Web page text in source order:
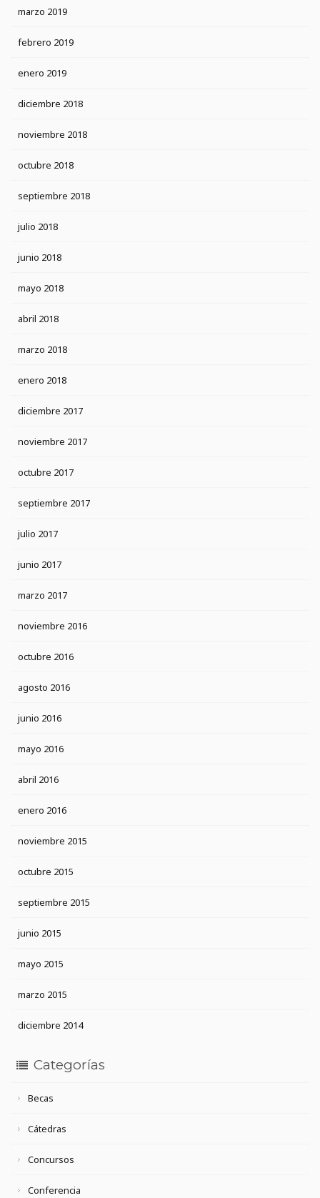
marzo 2019
febrero 2019
enero 2019
diciembre 2018
noviembre 2018
octubre 2018
septiembre 2018
julio 2018
junio 2018
mayo 2018
abril 2018
marzo 2018
enero 2018
diciembre 2017
noviembre 2017
octubre 2017
septiembre 2017
julio 2017
junio 2017
marzo 2017
noviembre 2016
octubre 2016
agosto 2016
junio 2016
mayo 2016
abril 2016
enero 2016
noviembre 2015
octubre 2015
septiembre 2015
junio 2015
mayo 2015
marzo 2015
diciembre 2014
Categorías
Becas
Cátedras
Concursos
Conferencia